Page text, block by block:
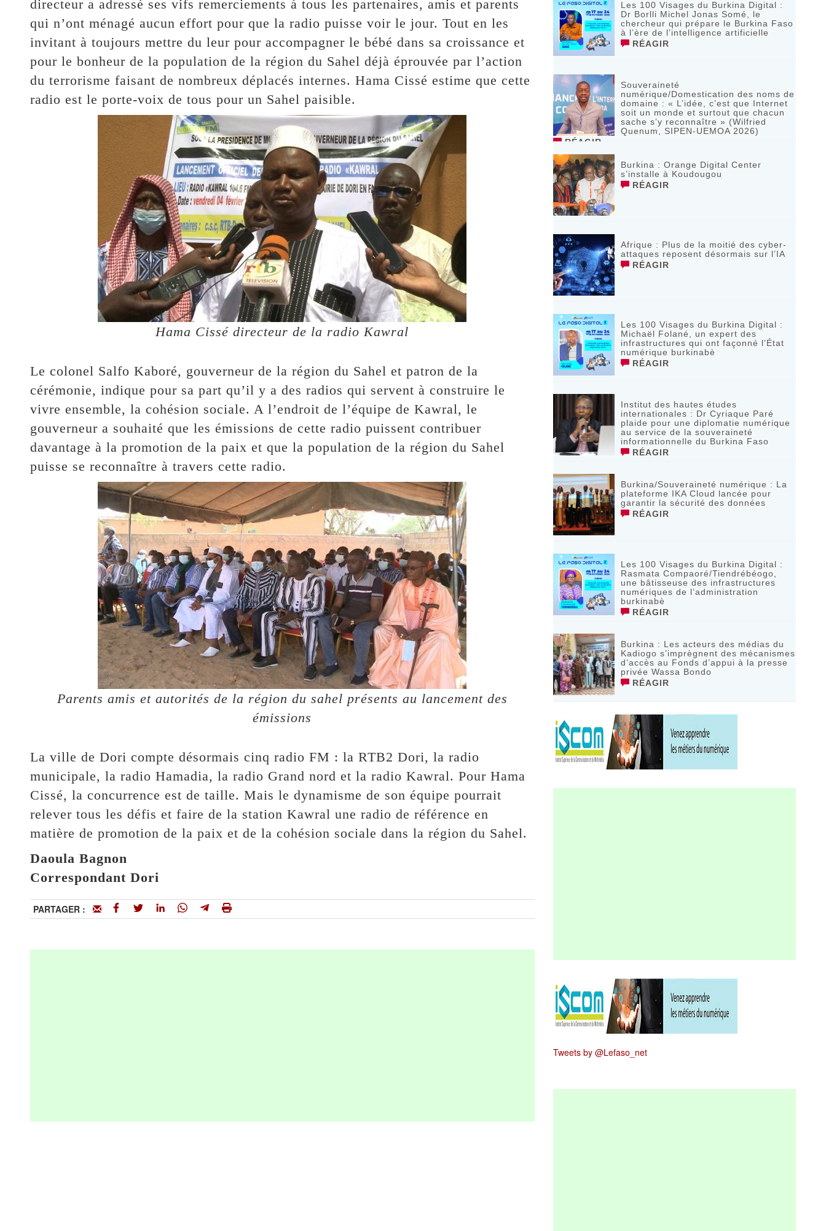
directeur a adressé ses vifs remerciements à tous les partenaires, amis et parents
qui n’ont ménagé aucun effort pour que la radio puisse voir le jour. Tout en les
invitant à toujours mettre du leur pour accompagner le bébé dans sa croissance et
pour le bonheur de la population de la région du Sahel déjà éprouvée par l’action
du terrorisme faisant de nombreux déplacés internes. Hama Cissé estime que cette
radio est le porte-voix de tous pour un Sahel paisible.
Hama Cissé directeur de la radio Kawral
Le colonel Salfo Kaboré, gouverneur de la région du Sahel et patron de la
cérémonie, indique pour sa part qu’il y a des radios qui servent à construire le
vivre ensemble, la cohésion sociale. A l’endroit de l’équipe de Kawral, le
gouverneur a souhaité que les émissions de cette radio puissent contribuer
davantage à la promotion de la paix et que la population de la région du Sahel
puisse se reconnaître à travers cette radio.
Parents amis et autorités de la région du sahel présents au lancement des
émissions
La ville de Dori compte désormais cinq radio FM : la RTB2 Dori, la radio
municipale, la radio Hamadia, la radio Grand nord et la radio Kawral. Pour Hama
Cissé, la concurrence est de taille. Mais le dynamisme de son équipe pourrait
relever tous les défis et faire de la station Kawral une radio de référence en
matière de promotion de la paix et de la cohésion sociale dans la région du Sahel.
Daoula Bagnon
Correspondant Dori
PARTAGER :
Les 100 Visages du Burkina Digital :
Dr Borlli Michel Jonas Somé, le
chercheur qui prépare le Burkina Faso
à l’ère de l’intelligence artificielle
RÉAGIR
Souveraineté
numérique/Domestication des noms de
domaine : « L’idée, c’est que Internet
soit un monde et surtout que chacun
sache s’y reconnaître » (Wilfried
Quenum, SIPEN-UEMOA 2026)
RÉAGIR
Burkina : Orange Digital Center
s’installe à Koudougou
RÉAGIR
Afrique : Plus de la moitié des cyber-
attaques reposent désormais sur l’IA
RÉAGIR
Les 100 Visages du Burkina Digital :
Michaël Folané, un expert des
infrastructures qui ont façonné l’État
numérique burkinabè
RÉAGIR
Institut des hautes études
internationales : Dr Cyriaque Paré
plaide pour une diplomatie numérique
au service de la souveraineté
informationnelle du Burkina Faso
RÉAGIR
Burkina/Souveraineté numérique : La
plateforme IKA Cloud lancée pour
garantir la sécurité des données
RÉAGIR
Les 100 Visages du Burkina Digital :
Rasmata Compaoré/Tiendrébéogo,
une bâtisseuse des infrastructures
numériques de l’administration
burkinabè
RÉAGIR
Burkina : Les acteurs des médias du
Kadiogo s’imprègnent des mécanismes
d’accès au Fonds d’appui à la presse
privée Wassa Bondo
RÉAGIR
Tweets by @Lefaso_net